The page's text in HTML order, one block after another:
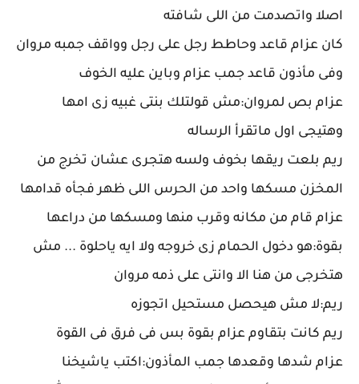
اصلا واتصدمت من اللى شافته
كان عزام قاعد وحاطط رجل على رجل وواقف جمبه مروان
وفى مأذون قاعد جمب عزام وباين عليه الخوف
عزام بص لمروان:مش قولتلك بنتى غبيه زى امها
وهتيجى اول ماتقرأ الرساله
ريم بلعت ريقها بخوف ولسه هتجرى عشان تخرج من
المخزن مسكها واحد من الحرس اللى ظهر فجأه قدامها
عزام قام من مكانه وقرب منها ومسكها من دراعها
بقوة:هو دخول الحمام زى خروجه ولا ايه ياحلوة ... مش
هتخرجى من هنا الا وانتى على ذمه مروان
ريم:لا مش هيحصل مستحيل اتجوزه
ريم كانت بتقاوم عزام بقوة بس فى فرق فى القوة
عزام شدها وقعدها جمب المأذون:اكتب ياشيخنا